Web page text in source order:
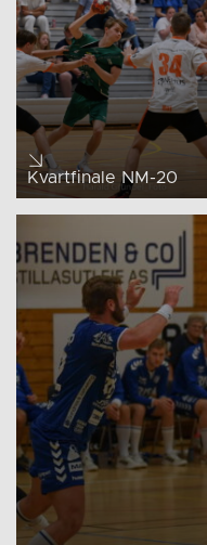
Kvartfinale NM-20